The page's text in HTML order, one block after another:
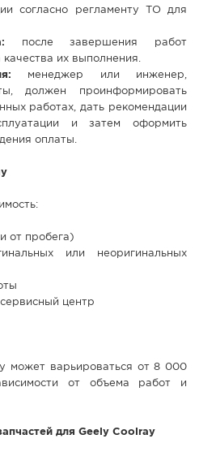
согласно регламенту ТО для
после завершения работ
их выполнения.
менеджер или инженер,
должен проинформировать
работах, дать рекомендации
и затем оформить
оплаты.
от пробега)
или неоригинальных
центр
может варьироваться от 8 000
от объема работ и
для Geely Coolray